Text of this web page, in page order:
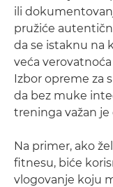
ili
pružiće
da se istaknu na
veća
Izbor opreme za
da bez muke
treninga važan je
Na primer, ako
fitnesu, biće
vlogovanje koju